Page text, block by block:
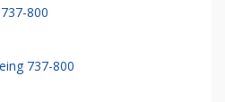
800
737-800